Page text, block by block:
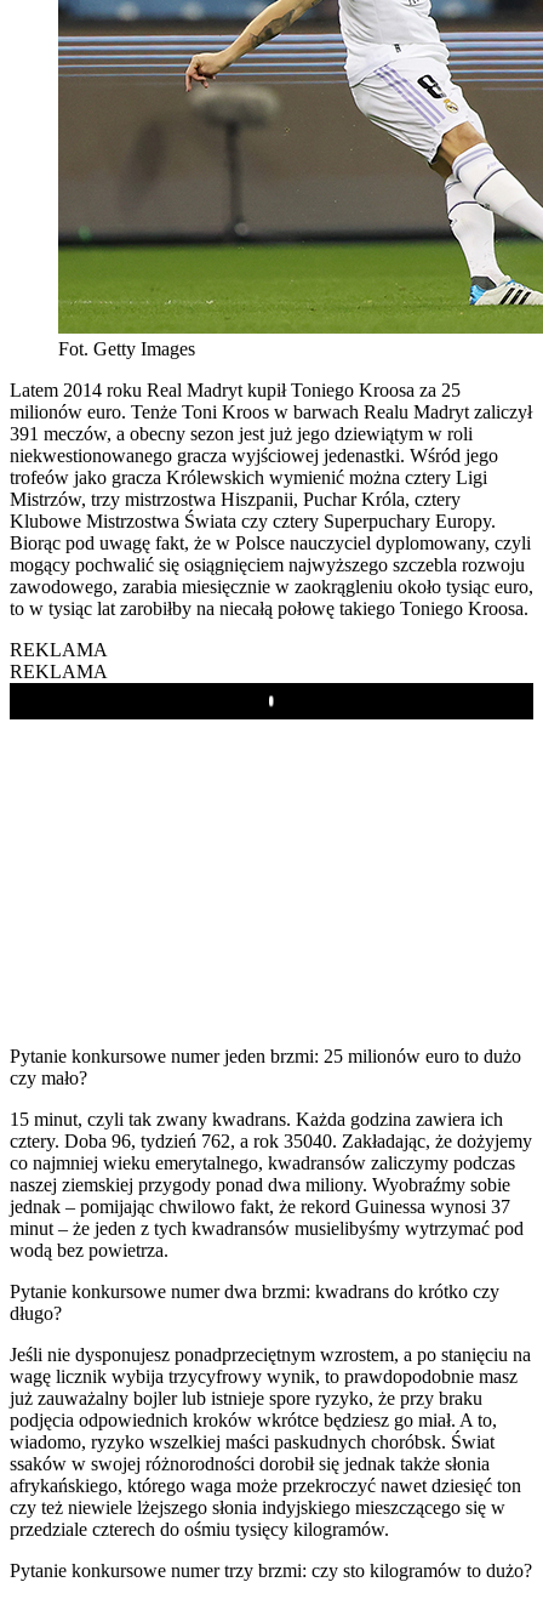
Fot. Getty Images
Latem 2014 roku Real Madryt kupił Toniego Kroosa za 25
milionów euro. Tenże Toni Kroos w barwach Realu Madryt zaliczył
391 meczów, a obecny sezon jest już jego dziewiątym w roli
niekwestionowanego gracza wyjściowej jedenastki. Wśród jego
trofeów jako gracza Królewskich wymienić można cztery Ligi
Mistrzów, trzy mistrzostwa Hiszpanii, Puchar Króla, cztery
Klubowe Mistrzostwa Świata czy cztery Superpuchary Europy.
Biorąc pod uwagę fakt, że w Polsce nauczyciel dyplomowany, czyli
mogący pochwalić się osiągnięciem najwyższego szczebla rozwoju
zawodowego, zarabia miesięcznie w zaokrągleniu około tysiąc euro,
to w tysiąc lat zarobiłby na niecałą połowę takiego Toniego Kroosa.
REKLAMA
REKLAMA
Play
Pytanie konkursowe numer jeden brzmi: 25 milionów euro to dużo
czy mało?
15 minut, czyli tak zwany kwadrans. Każda godzina zawiera ich
cztery. Doba 96, tydzień 762, a rok 35040. Zakładając, że dożyjemy
co najmniej wieku emerytalnego, kwadransów zaliczymy podczas
naszej ziemskiej przygody ponad dwa miliony. Wyobraźmy sobie
jednak – pomijając chwilowo fakt, że rekord Guinessa wynosi 37
minut – że jeden z tych kwadransów musielibyśmy wytrzymać pod
wodą bez powietrza.
Pytanie konkursowe numer dwa brzmi: kwadrans do krótko czy
długo?
Jeśli nie dysponujesz ponadprzeciętnym wzrostem, a po stanięciu na
wagę licznik wybija trzycyfrowy wynik, to prawdopodobnie masz
już zauważalny bojler lub istnieje spore ryzyko, że przy braku
podjęcia odpowiednich kroków wkrótce będziesz go miał. A to,
wiadomo, ryzyko wszelkiej maści paskudnych choróbsk. Świat
ssaków w swojej różnorodności dorobił się jednak także słonia
afrykańskiego, którego waga może przekroczyć nawet dziesięć ton
czy też niewiele lżejszego słonia indyjskiego mieszczącego się w
przedziale czterech do ośmiu tysięcy kilogramów.
Pytanie konkursowe numer trzy brzmi: czy sto kilogramów to dużo?